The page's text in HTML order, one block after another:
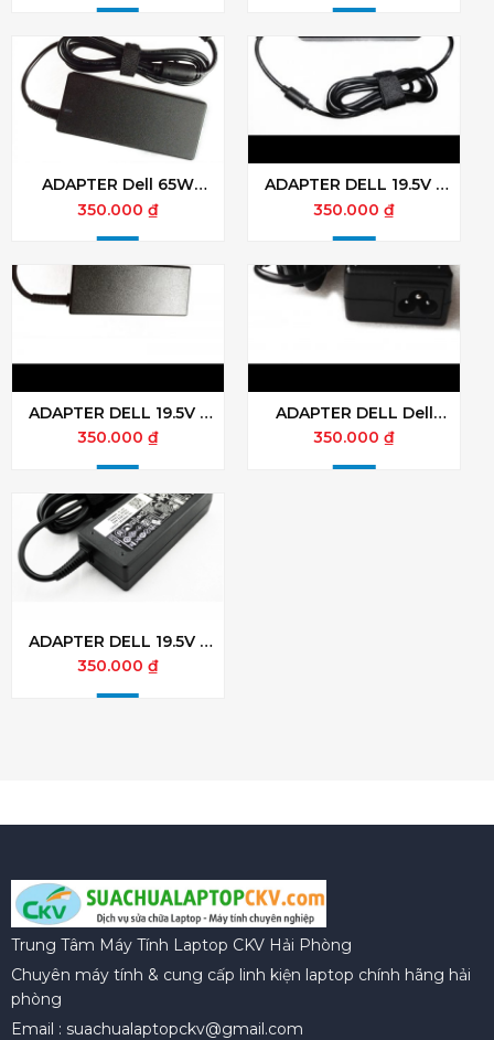
Chính hãng
hãng
ADAPTER Dell 65W
19.5V – 3.34A Đầu 2
350.000 ₫
ADAPTER DELL 19.5V –
3.34A –95W chân kim
350.000 ₫
ADAPTER DELL 19.5V –
3.34A – 65W chân kim
350.000 ₫
ADAPTER DELL Dell
19.5V-4.62A-90W chân
350.000 ₫
ADAPTER DELL 19.5V –
3.34A – 65W chân kim
350.000 ₫
Trung Tâm Máy Tính Laptop CKV Hải Phòng
Chuyên máy tính & cung cấp linh kiện laptop chính hãng hải
phòng
Email : suachualaptopckv@gmail.com